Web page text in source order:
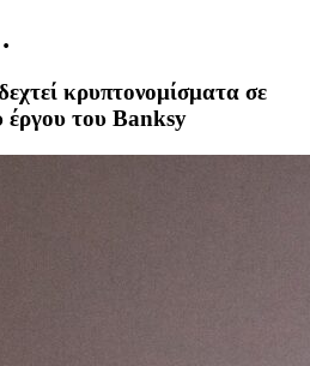
κρυπτονομίσματα σε
έργου του Banksy